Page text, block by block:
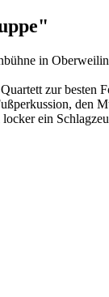
in
zur besten
den
ein